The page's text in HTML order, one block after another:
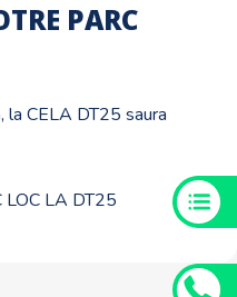
PARC
la CELA DT25 saura